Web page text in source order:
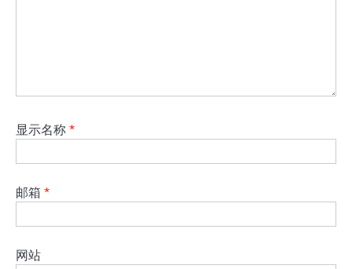
显示名称 *
邮箱 *
网站